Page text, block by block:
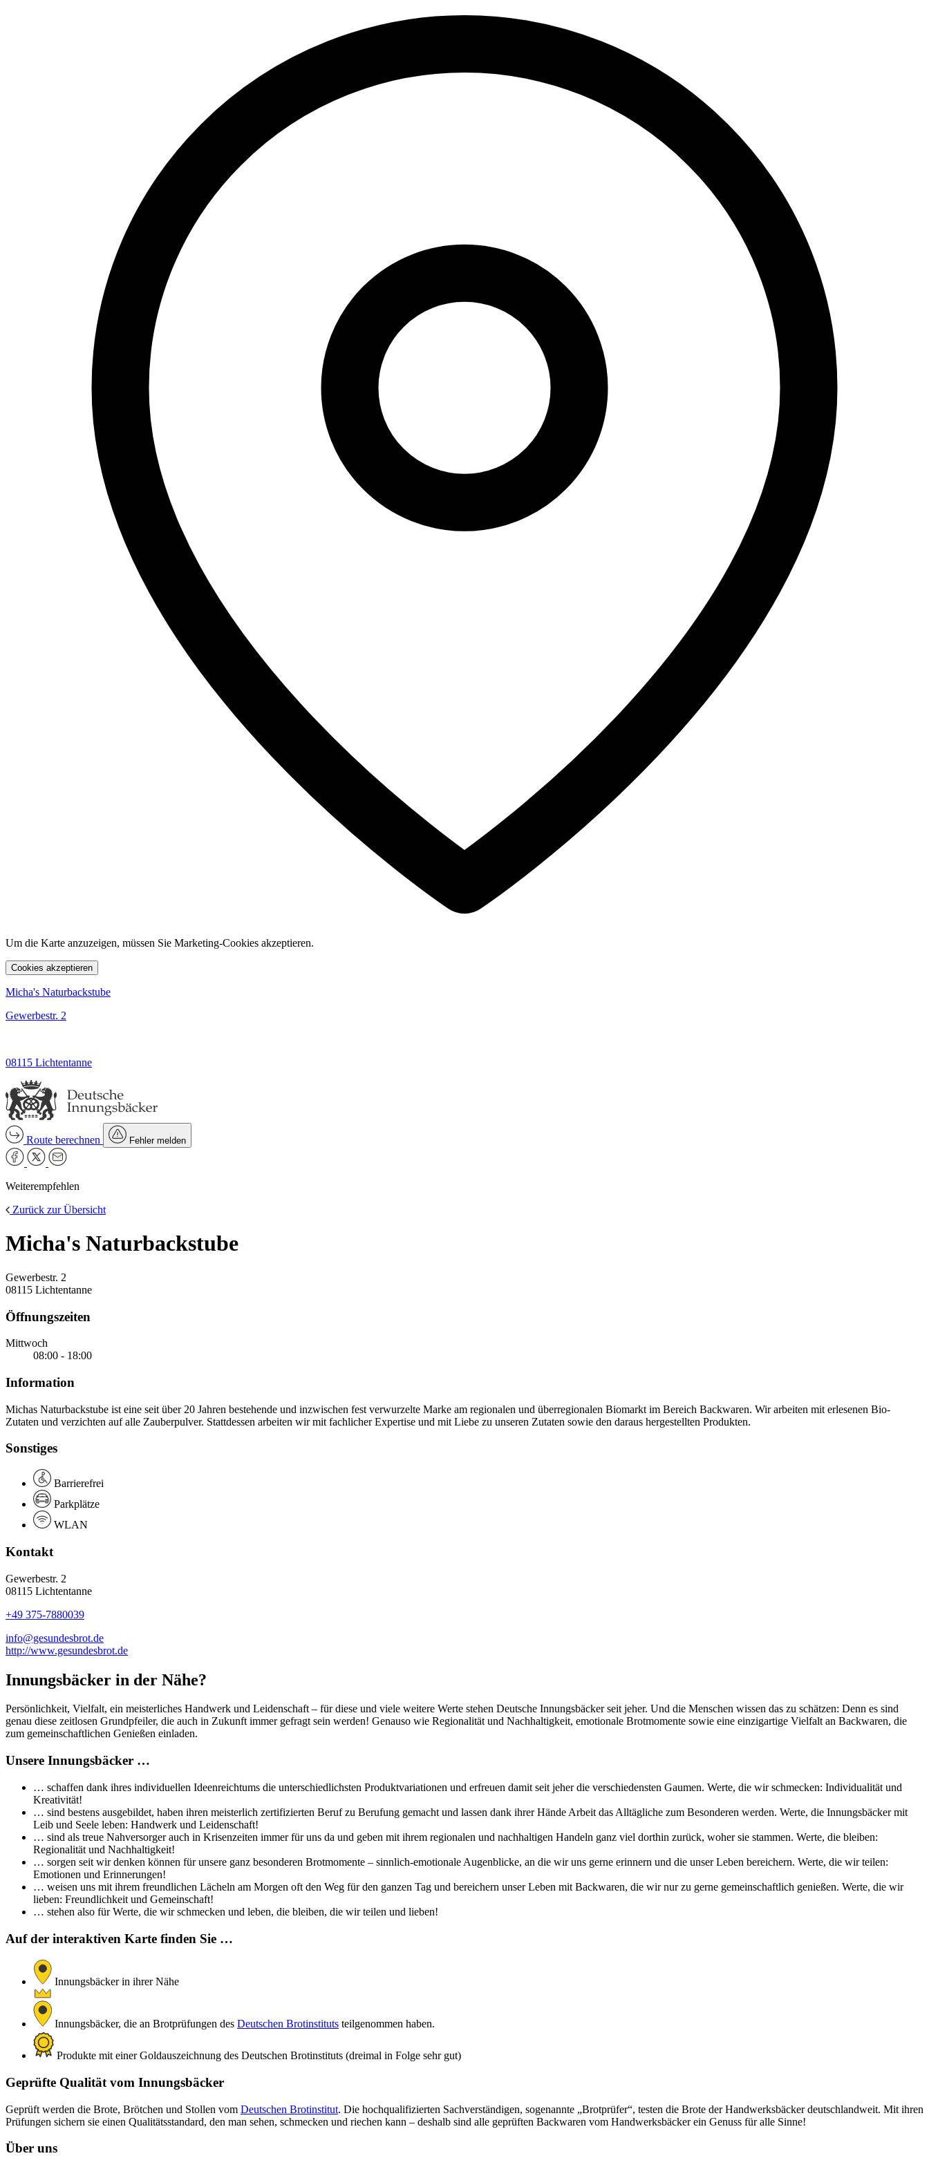
Um die Karte anzuzeigen, müssen Sie Marketing-Cookies akzeptieren.
Cookies akzeptieren
Micha's Naturbackstube
Gewerbestr. 2
08115 Lichtentanne
Route berechnen Fehler melden
Weiterempfehlen
Zurück zur Übersicht
Micha's Naturbackstube
Gewerbestr. 2
08115 Lichtentanne
Öffnungszeiten
Mittwoch
08:00 - 18:00
Information
Michas Naturbackstube ist eine seit über 20 Jahren bestehende und inzwischen fest verwurzelte Marke am regionalen und überregionalen Biomarkt im Bereich Backwaren. Wir arbeiten mit erlesenen Bio-
Zutaten und verzichten auf alle Zauberpulver. Stattdessen arbeiten wir mit fachlicher Expertise und mit Liebe zu unseren Zutaten sowie den daraus hergestellten Produkten.
Sonstiges
Barrierefrei
Parkplätze
WLAN
Kontakt
Gewerbestr. 2
08115 Lichtentanne
+49 375-7880039
info@gesundesbrot.de
http://www.gesundesbrot.de
Innungsbäcker in der Nähe?
Persönlichkeit, Vielfalt, ein meisterliches Handwerk und Leidenschaft – für diese und viele weitere Werte stehen Deutsche Innungsbäcker seit jeher. Und die Menschen wissen das zu schätzen: Denn es sind
genau diese zeitlosen Grundpfeiler, die auch in Zukunft immer gefragt sein werden! Genauso wie Regionalität und Nachhaltigkeit, emotionale Brotmomente sowie eine einzigartige Vielfalt an Backwaren, die
zum gemeinschaftlichen Genießen einladen.
Unsere Innungsbäcker …
… schaffen dank ihres individuellen Ideenreichtums die unterschiedlichsten Produktvariationen und erfreuen damit seit jeher die verschiedensten Gaumen. Werte, die wir schmecken: Individualität und
Kreativität!
… sind bestens ausgebildet, haben ihren meisterlich zertifizierten Beruf zu Berufung gemacht und lassen dank ihrer Hände Arbeit das Alltägliche zum Besonderen werden. Werte, die Innungsbäcker mit
Leib und Seele leben: Handwerk und Leidenschaft!
… sind als treue Nahversorger auch in Krisenzeiten immer für uns da und geben mit ihrem regionalen und nachhaltigen Handeln ganz viel dorthin zurück, woher sie stammen. Werte, die bleiben:
Regionalität und Nachhaltigkeit!
… sorgen seit wir denken können für unsere ganz besonderen Brotmomente – sinnlich-emotionale Augenblicke, an die wir uns gerne erinnern und die unser Leben bereichern. Werte, die wir teilen:
Emotionen und Erinnerungen!
… weisen uns mit ihrem freundlichen Lächeln am Morgen oft den Weg für den ganzen Tag und bereichern unser Leben mit Backwaren, die wir nur zu gerne gemeinschaftlich genießen. Werte, die wir
lieben: Freundlichkeit und Gemeinschaft!
… stehen also für Werte, die wir schmecken und leben, die bleiben, die wir teilen und lieben!
Auf der interaktiven Karte finden Sie …
Innungsbäcker in ihrer Nähe
Innungsbäcker, die an Brotprüfungen des Deutschen Brotinstituts teilgenommen haben.
Produkte mit einer Goldauszeichnung des Deutschen Brotinstituts (dreimal in Folge sehr gut)
Geprüfte Qualität vom Innungsbäcker
Geprüft werden die Brote, Brötchen und Stollen vom Deutschen Brotinstitut. Die hochqualifizierten Sachverständigen, sogenannte „Brotprüfer“, testen die Brote der Handwerksbäcker deutschlandweit. Mit ihren
Prüfungen sichern sie einen Qualitätsstandard, den man sehen, schmecken und riechen kann – deshalb sind alle geprüften Backwaren vom Handwerksbäcker ein Genuss für alle Sinne!
Über uns